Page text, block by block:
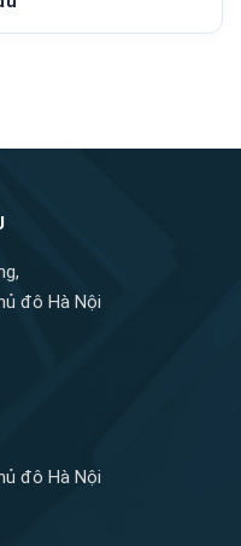
đô Hà Nội
đô Hà Nội